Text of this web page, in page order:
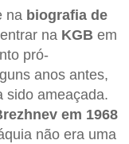
na biografia de
na KGB em
pró-
anos antes,
sido ameaçada.
em 1968
não era uma